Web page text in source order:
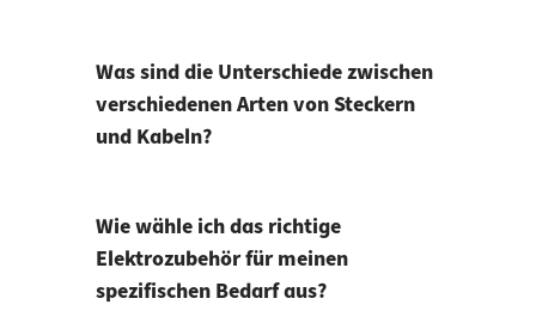
Was sind die Unterschiede zwischen
verschiedenen Arten von Steckern
und Kabeln?
Wie wähle ich das richtige
Elektrozubehör für meinen
spezifischen Bedarf aus?